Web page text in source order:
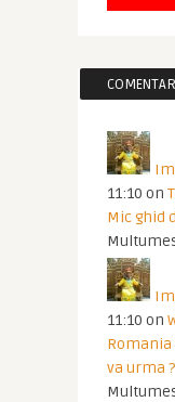
11:10 on
Mic ghid
11:10 on
Romania
va urma ?